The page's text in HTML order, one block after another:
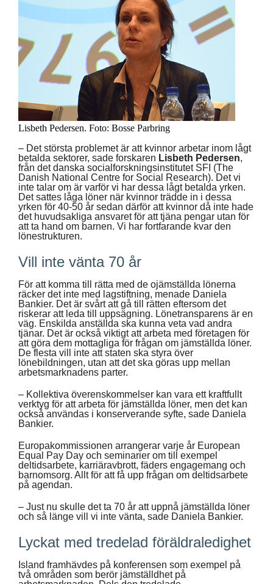
Lisbeth Pedersen. Foto: Bosse Parbring
– Det största problemet är att kvinnor arbetar inom lågt
betalda sektorer, sade forskaren Lisbeth Pedersen,
från det danska socialforskningsinstitutet SFI (The
Danish National Centre for Social Research). Det vi
inte talar om är varför vi har dessa lågt betalda yrken.
Det sattes låga löner när kvinnor trädde in i dessa
yrken för 40-50 år sedan därför att kvinnor då inte hade
det huvudsakliga ansvaret för att tjäna pengar utan för
att ta hand om barnen. Vi har fortfarande kvar den
lönestrukturen.
Vill inte vänta 70 år
För att komma till rätta med de ojämställda lönerna
räcker det inte med lagstiftning, menade Daniela
Bankier. Det är svårt att gå till rätten eftersom det
riskerar att leda till uppsägning. Lönetransparens är en
väg. Enskilda anställda ska kunna veta vad andra
tjänar. Det är också viktigt att arbeta med företagen för
att göra dem mottagliga för frågan om jämställda löner.
De flesta vill inte att staten ska styra över
lönebildningen, utan att det ska göras upp mellan
arbetsmarknadens parter.
– Kollektiva överenskommelser kan vara ett kraftfullt
verktyg för att arbeta för jämställda löner, men det kan
också användas i konserverande syfte, sade Daniela
Bankier.
Europakommissionen arrangerar varje år European
Equal Pay Day och seminarier om till exempel
deltidsarbete, karriäravbrott, fäders engagemang och
barnomsorg. Allt för att få upp frågan om deltidsarbete
på agendan.
– Just nu skulle det ta 70 år att uppnå jämställda löner
och så länge vill vi inte vänta, sade Daniela Bankier.
Lyckat med tredelad föräldraledighet
Island framhävdes på konferensen som exempel på
två områden som berör jämställdhet på